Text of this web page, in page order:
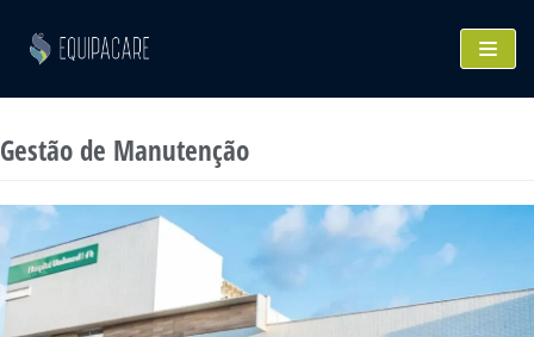
to
Gestão de Manutenção